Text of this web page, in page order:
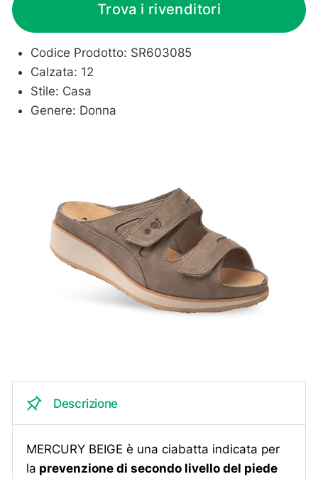
Trova i rivenditori
Codice Prodotto: SR603085
Calzata: 12
Stile: Casa
Genere: Donna
Descrizione
MERCURY BEIGE è una ciabatta indicata per
la prevenzione di secondo livello del piede